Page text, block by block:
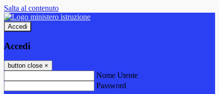
Salta al contenuto
Accedi
Accedi
button close ×
Nome Utente
Password